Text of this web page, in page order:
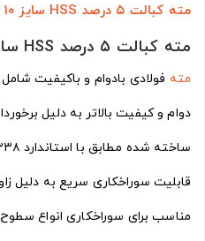
مته کبالت ۵ درصد HSS سایز ۱۰ آروا مدل ۷۵۱۷
مته کبالت ۵ درصد HSS سایز ۱۰ Arva مدل ۷۵۱۷
مته فولادی بادوام و باکیفیت شامل ۵% کبالت
دوام و کیفیت بالاتر به دلیل
ساخته شده مطابق با استاندارد DIN۳۳۸
قابلیت سوراخکاری سریع به دلیل زاویه
مناسب برای سوراخکاری انواع